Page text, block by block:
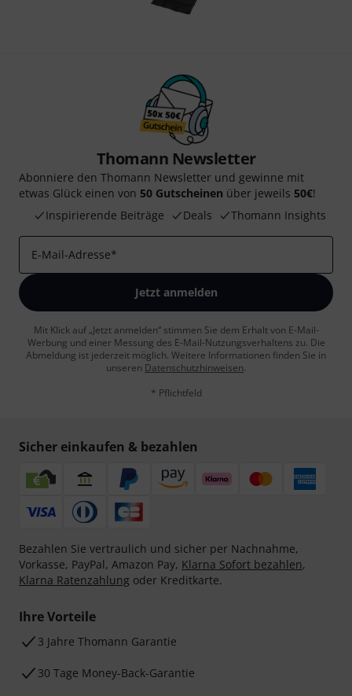
Thomann Newsletter
Abonniere den Thomann Newsletter und gewinne mit
etwas Glück einen von 50 Gutscheinen über jeweils 50€!
Inspirierende Beiträge
Deals Thomann Insights
E-Mail-Adresse*
Jetzt anmelden
Mit Klick auf „Jetzt anmelden“ stimmen Sie dem Erhalt von E-Mail-
Werbung und einer Messung des E-Mail-Nutzungsverhaltens zu. Die
Abmeldung ist jederzeit möglich. Weitere Informationen finden Sie in
unseren Datenschutzhinweisen.
* Pflichtfeld
Sicher einkaufen & bezahlen
Bezahlen Sie vertraulich und sicher per Nachnahme,
Vorkasse, PayPal, Amazon Pay, Klarna Sofort bezahlen,
Klarna Ratenzahlung oder Kreditkarte.
Ihre Vorteile
3 Jahre Thomann Garantie
30 Tage Money-Back-Garantie